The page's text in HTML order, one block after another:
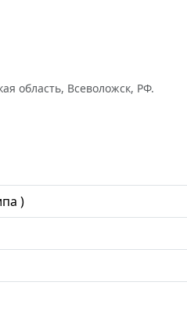
область, Всеволожск, РФ.
)